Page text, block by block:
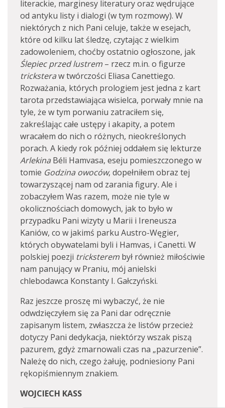
literackie, marginesy literatury oraz wędrujące
od antyku listy i dialogi (w tym rozmowy). W
niektórych z nich Pani celuje, także w esejach,
które od kilku lat śledzę, czytając z wielkim
zadowoleniem, choćby ostatnio ogłoszone, jak
Ślepiec przed lustrem – rzecz m.in. o figurze
tricksteraw twórczości Eliasa Canettiego.
Rozważania, których prologiem jest jedna z kart
tarota przedstawiająca wisielca, porwały mnie na
tyle, że w tym porwaniu zatraciłem się,
zakreślając całe ustępy i akapity, a potem
wracałem do nich o różnych, nieokreślonych
porach. A kiedy rok później oddałem się lekturze
Arlekina Béli Hamvasa, eseju pomieszczonego w
tomie Godzina owoców, dopełniłem obraz tej
towarzyszącej nam od zarania figury.Ale i
zobaczyłem Was razem, może nie tyle w
okolicznościach domowych, jak to było w
przypadku Pani wizyty u Marii i Ireneusza
Kaniów, co w jakimś parku Austro-Węgier,
których obywatelami byli i Hamvas, i Canetti. W
polskiej poezji tricksterem był również miłościwie
nam panujący w Praniu, mój anielski
chlebodawca Konstanty I. Gałczyński.
Raz jeszcze proszę mi wybaczyć, że nie
odwdzięczyłem się za Pani dar odręcznie
zapisanym listem, zwłaszcza że listów przecież
dotyczy Pani dedykacja, niektórzy wszak piszą
pazurem, gdyż zmarnowali czas na „pazurzenie”.
Należę do nich, czego żałuję, podniesiony Pani
rękopiśmiennym znakiem.
WOJCIECH KASS